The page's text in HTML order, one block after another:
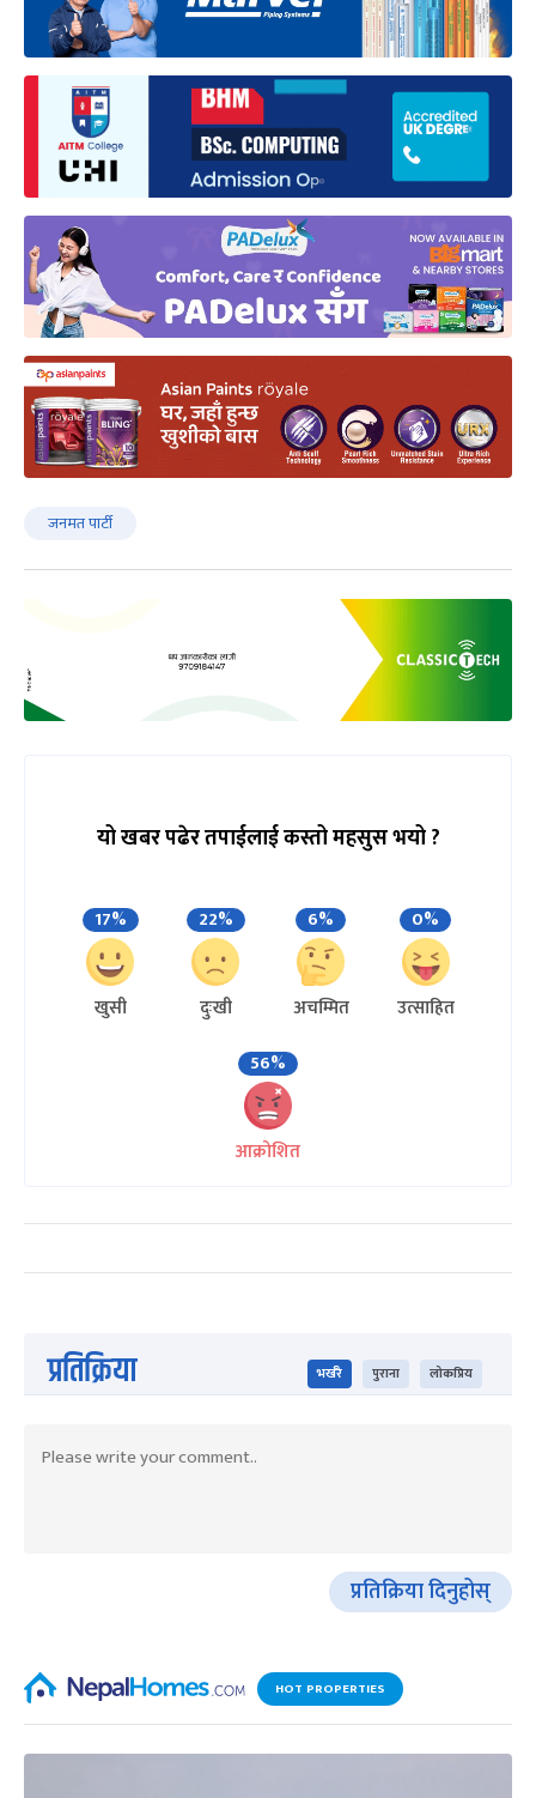
जनमत पार्टी
यो खबर पढेर तपाईलाई कस्तो महसुस भयो ?
17%
खुसी
22%
दुःखी
6%
अचम्मित
0%
उत्साहित
56%
आक्रोशित
प्रतिक्रिया भर्खरै पुराना लोकप्रिय
प्रतिक्रिया दिनुहोस्
HOT PROPERTIES